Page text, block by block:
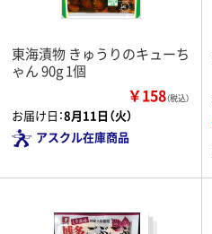
東海漬物 きゅうりのキューち
ゃん 90g 1個
￥158（税込）
お届け日：8月11日（火）
アスクル在庫商品